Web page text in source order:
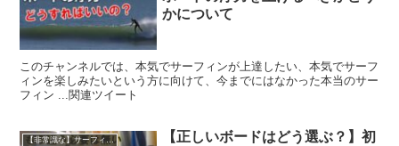
かについて
このチャンネルでは、本気でサーフィンが上達したい、本気でサーフ
ィンを楽しみたいという方に向けて、今までにはなかった本当のサー
フィン ...関連ツイート
【正しいボードはどう選ぶ？】初